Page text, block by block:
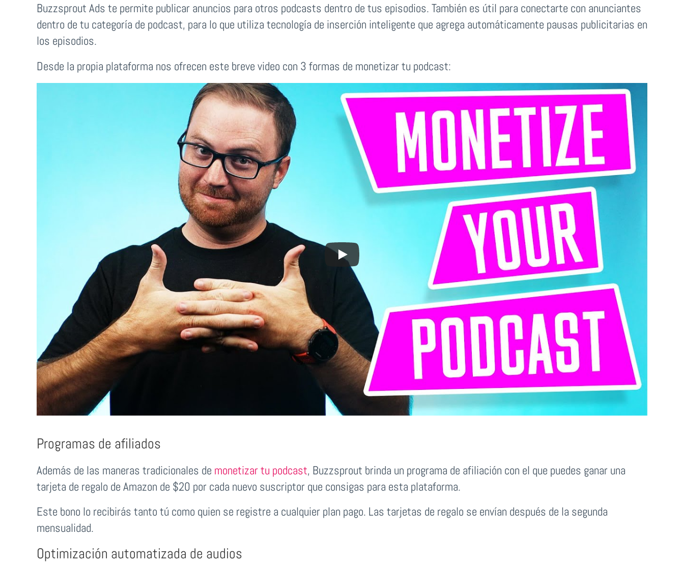
Buzzsprout Ads te permite publicar anuncios para otros podcasts dentro de tus episodios. También es útil para conectarte con anunciantes
dentro de tu categoría de podcast, para lo que utiliza tecnología de inserción inteligente que agrega automáticamente pausas publicitarias en
los episodios.
Desde la propia plataforma nos ofrecen este breve video con 3 formas de monetizar tu podcast:
Programas de afiliados
Además de las maneras tradicionales de monetizar tu podcast, Buzzsprout brinda un programa de afiliación con el que puedes ganar una
tarjeta de regalo de Amazon de $20 por cada nuevo suscriptor que consigas para esta plataforma.
Este bono lo recibirás tanto tú como quien se registre a cualquier plan pago. Las tarjetas de regalo se envían después de la segunda
mensualidad.
Optimización automatizada de audios